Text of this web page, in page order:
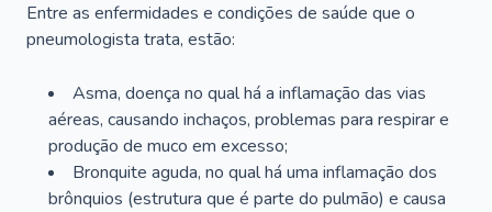
Entre as enfermidades e condições de saúde que o
pneumologista trata, estão:
Asma, doença no qual há a inflamação das vias
aéreas, causando inchaços, problemas para respirar e
produção de muco em excesso;
Bronquite aguda, no qual há uma inflamação dos
brônquios (estrutura que é parte do pulmão) e causa